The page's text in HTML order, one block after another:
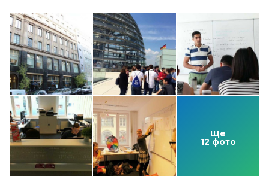
Ще
12 фото